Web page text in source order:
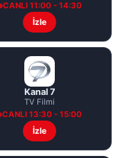
CANLI 11:00 - 14:30
İzle
Kanal 7
TV Filmi
CANLI 13:30 - 15:00
İzle